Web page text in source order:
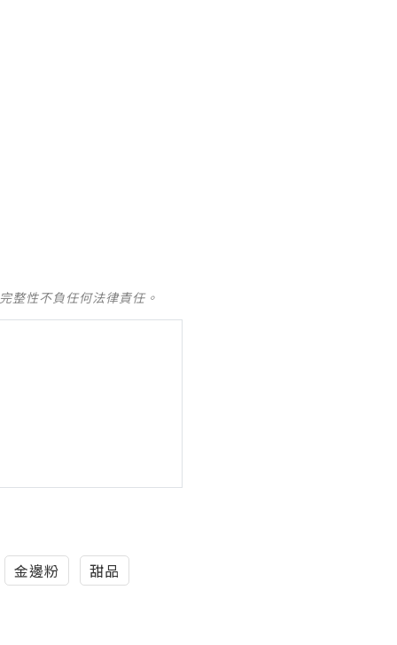
整性不負任何法律責任。
金邊粉 甜品